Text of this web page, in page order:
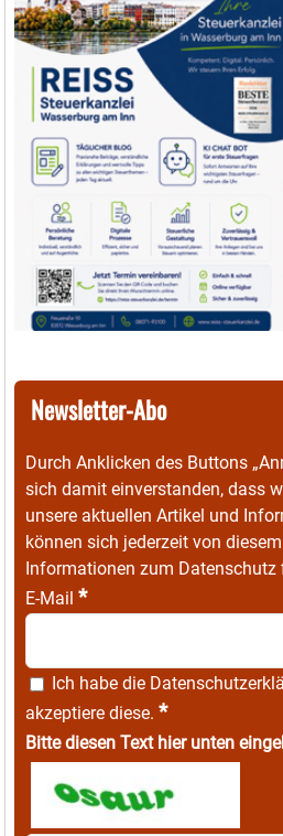
Newsletter-Abo
Durch Anklicken des Buttons
sich damit einverstanden, dass
unsere aktuellen Artikel und
können sich jederzeit von
Informationen zum Datenschutz
E-Mail *
Ich habe die
akzeptiere diese. *
Bitte diesen Text hier unten